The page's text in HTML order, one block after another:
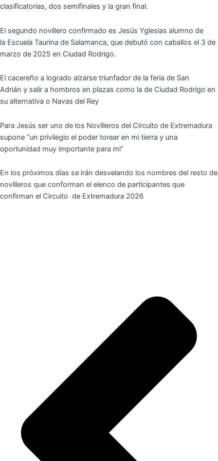
clasificatorias, dos semifinales y la gran final.
El segundo novillero confirmado es Jesús Yglesias alumno de
la Escuela Taurina de Salamanca, que debutó con caballos el 3 de
marzo de 2025 en Ciudad Rodrigo.
El cacereño a logrado alzarse triunfador de la feria de San
Adrián y salir a hombros en plazas como la de Ciudad Rodrigo en
su alternativa o Navas del Rey
Para Jesús ser uno de los Novilleros del Circuito de Extremadura
supone “un privilegio el poder torear en mi tierra y una
oportunidad muy importante para mi”
En los próximos días se irán desvelando los nombres del resto de
novilleros que conforman el elenco de participantes que
confirman el Circuito de Extremadura 2026